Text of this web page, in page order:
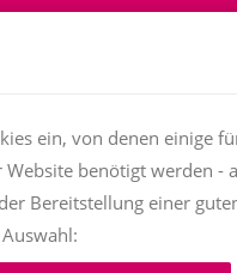
Home TT-Magazin
ein, von denen einige
Website benötigt werden -
Bereitstellung einer